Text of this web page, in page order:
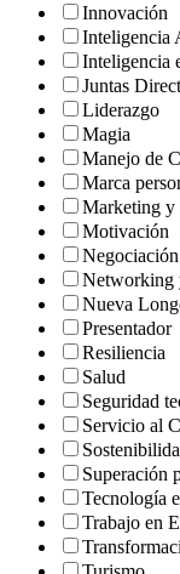
Innovación
Inteligencia
Inteligencia
Juntas
Liderazgo
Magia
Manejo de
Marca
Marketing y
Motivación
Negociación
Networking
Nueva
Presentador
Resiliencia
Salud
Seguridad
Servicio al
Superación
Tecnología
Trabajo en